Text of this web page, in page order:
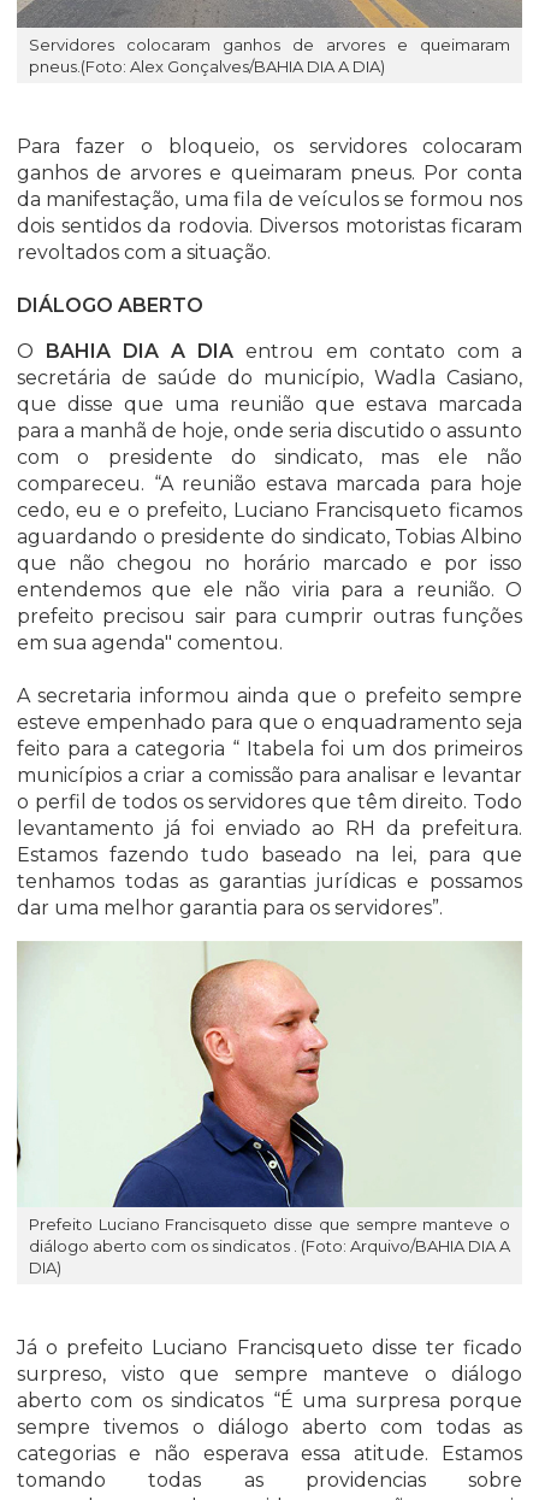
Servidores colocaram ganhos de arvores e queimaram
pneus.(Foto: Alex Gonçalves/BAHIA DIA A DIA)
Para fazer o bloqueio, os servidores colocaram
ganhos de arvores e queimaram pneus. Por conta
da manifestação, uma fila de veículos se formou nos
dois sentidos da rodovia. Diversos motoristas ficaram
revoltados com a situação.
DIÁLOGO ABERTO
O BAHIA DIA A DIA entrou em contato com a
secretária de saúde do município, Wadla Casiano,
que disse que uma reunião que estava marcada
para a manhã de hoje, onde seria discutido o assunto
com o presidente do sindicato, mas ele não
compareceu. “A reunião estava marcada para hoje
cedo, eu e o prefeito, Luciano Francisqueto ficamos
aguardando o presidente do sindicato, Tobias Albino
que não chegou no horário marcado e por isso
entendemos que ele não viria para a reunião. O
prefeito precisou sair para cumprir outras funções
em sua agenda" comentou.
A secretaria informou ainda que o prefeito sempre
esteve empenhado para que o enquadramento seja
feito para a categoria “ Itabela foi um dos primeiros
municípios a criar a comissão para analisar e levantar
o perfil de todos os servidores que têm direito. Todo
levantamento já foi enviado ao RH da prefeitura.
Estamos fazendo tudo baseado na lei, para que
tenhamos todas as garantias jurídicas e possamos
dar uma melhor garantia para os servidores”.
Prefeito Luciano Francisqueto disse que sempre manteve o
diálogo aberto com os sindicatos . (Foto: Arquivo/BAHIA DIA A
DIA)
Já o prefeito Luciano Francisqueto disse ter ficado
surpreso, visto que sempre manteve o diálogo
aberto com os sindicatos “É uma surpresa porque
sempre tivemos o diálogo aberto com todas as
categorias e não esperava essa atitude. Estamos
tomando todas as providencias sobre